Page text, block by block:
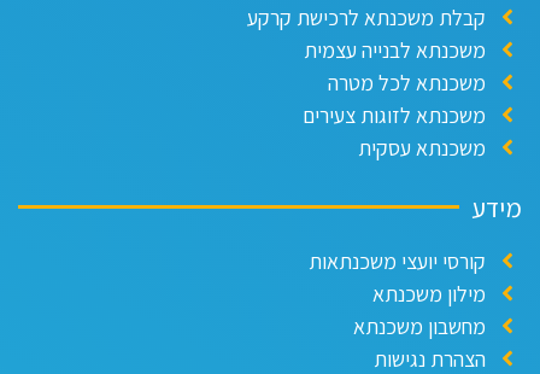
קבלת משכנתא לרכישת קרקע
משכנתא לבנייה עצמית
משכנתא לכל מטרה
משכנתא לזוגות צעירים
משכנתא עסקית
מידע
קורסי יועצי משכנתאות
מילון משכנתא
מחשבון משכנתא
הצהרת נגישות